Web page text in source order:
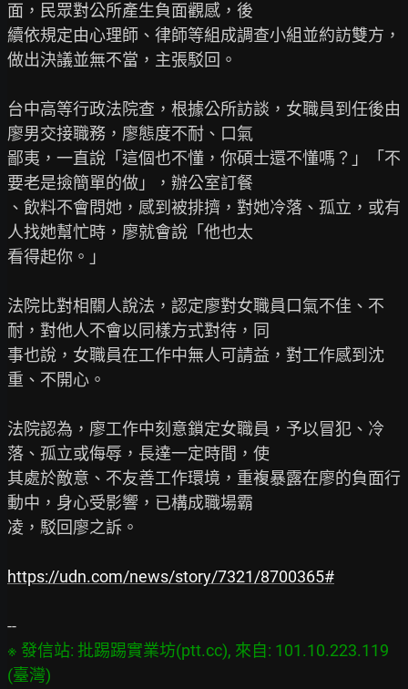
面，民眾對公所產生負面觀感，後
續依規定由心理師、律師等組成調查小組並約訪雙方，
做出決議並無不當，主張駁回。
台中高等行政法院查，根據公所訪談，女職員到任後由
廖男交接職務，廖態度不耐、口氣
鄙夷，一直說「這個也不懂，你碩士還不懂嗎？」「不
要老是撿簡單的做」，辦公室訂餐
、飲料不會問她，感到被排擠，對她冷落、孤立，或有
人找她幫忙時，廖就會說「他也太
看得起你。」
法院比對相關人說法，認定廖對女職員口氣不佳、不
耐，對他人不會以同樣方式對待，同
事也說，女職員在工作中無人可請益，對工作感到沈
重、不開心。
法院認為，廖工作中刻意鎖定女職員，予以冒犯、冷
落、孤立或侮辱，長達一定時間，使
其處於敵意、不友善工作環境，重複暴露在廖的負面行
動中，身心受影響，已構成職場霸
凌，駁回廖之訴。
https://udn.com/news/story/7321/8700365#
※ 發信站: 批踢踢實業坊(ptt.cc), 來自: 101.10.223.119
(臺灣)